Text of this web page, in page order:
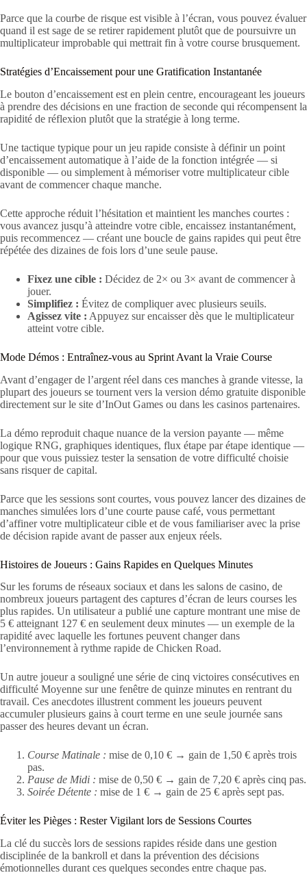
Parce que la courbe de risque est visible à l’écran, vous pouvez évaluer
quand il est sage de se retirer rapidement plutôt que de poursuivre un
multiplicateur improbable qui mettrait fin à votre course brusquement.
Stratégies d’Encaissement pour une Gratification Instantanée
Le bouton d’encaissement est en plein centre, encourageant les joueurs
à prendre des décisions en une fraction de seconde qui récompensent la
rapidité de réflexion plutôt que la stratégie à long terme.
Une tactique typique pour un jeu rapide consiste à définir un point
d’encaissement automatique à l’aide de la fonction intégrée — si
disponible — ou simplement à mémoriser votre multiplicateur cible
avant de commencer chaque manche.
Cette approche réduit l’hésitation et maintient les manches courtes :
vous avancez jusqu’à atteindre votre cible, encaissez instantanément,
puis recommencez — créant une boucle de gains rapides qui peut être
répétée des dizaines de fois lors d’une seule pause.
Fixez une cible : Décidez de 2× ou 3× avant de commencer à
jouer.
Simplifiez : Évitez de compliquer avec plusieurs seuils.
Agissez vite : Appuyez sur encaisser dès que le multiplicateur
atteint votre cible.
Mode Démos : Entraînez-vous au Sprint Avant la Vraie Course
Avant d’engager de l’argent réel dans ces manches à grande vitesse, la
plupart des joueurs se tournent vers la version démo gratuite disponible
directement sur le site d’InOut Games ou dans les casinos partenaires.
La démo reproduit chaque nuance de la version payante — même
logique RNG, graphiques identiques, flux étape par étape identique —
pour que vous puissiez tester la sensation de votre difficulté choisie
sans risquer de capital.
Parce que les sessions sont courtes, vous pouvez lancer des dizaines de
manches simulées lors d’une courte pause café, vous permettant
d’affiner votre multiplicateur cible et de vous familiariser avec la prise
de décision rapide avant de passer aux enjeux réels.
Histoires de Joueurs : Gains Rapides en Quelques Minutes
Sur les forums de réseaux sociaux et dans les salons de casino, de
nombreux joueurs partagent des captures d’écran de leurs courses les
plus rapides. Un utilisateur a publié une capture montrant une mise de
5 € atteignant 127 € en seulement deux minutes — un exemple de la
rapidité avec laquelle les fortunes peuvent changer dans
l’environnement à rythme rapide de Chicken Road.
Un autre joueur a souligné une série de cinq victoires consécutives en
difficulté Moyenne sur une fenêtre de quinze minutes en rentrant du
travail. Ces anecdotes illustrent comment les joueurs peuvent
accumuler plusieurs gains à court terme en une seule journée sans
passer des heures devant un écran.
Course Matinale : mise de 0,10 € → gain de 1,50 € après trois
pas.
Pause de Midi : mise de 0,50 € → gain de 7,20 € après cinq pas.
Soirée Détente : mise de 1 € → gain de 25 € après sept pas.
Éviter les Pièges : Rester Vigilant lors de Sessions Courtes
La clé du succès lors de sessions rapides réside dans une gestion
disciplinée de la bankroll et dans la prévention des décisions
émotionnelles durant ces quelques secondes entre chaque pas.